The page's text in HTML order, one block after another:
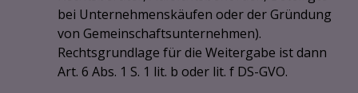
bei Unternehmenskäufen oder der Gründung
von Gemeinschaftsunternehmen).
Rechtsgrundlage für die Weitergabe ist dann
Art. 6 Abs. 1 S. 1 lit. b oder lit. f DS-GVO.